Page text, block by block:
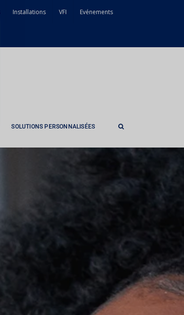
Installations VFI Evénements
SOLUTIONS PERSONNALISÉES